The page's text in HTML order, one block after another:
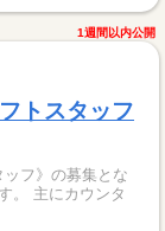
1週間以内公開
トスタッフ
フ》の募集とな